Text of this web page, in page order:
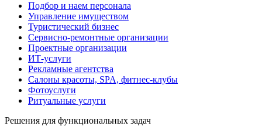
Подбор и наем персонала
Управление имуществом
Туристический бизнес
Сервисно-ремонтные организации
Проектные организации
ИТ-услуги
Рекламные агентства
Салоны красоты, SPA, фитнес-клубы
Фотоуслуги
Ритуальные услуги
Решения для функциональных задач